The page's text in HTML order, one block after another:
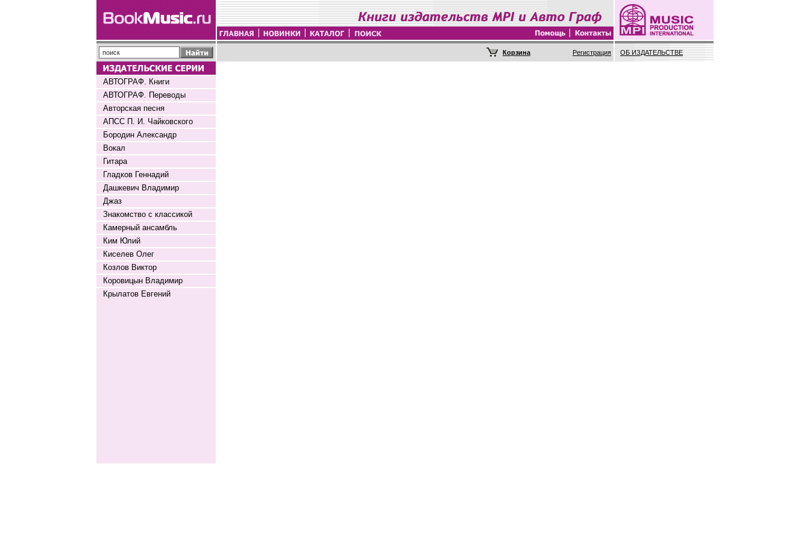
Регистрация ОБ ИЗДАТЕЛЬСТВЕ
АВТОГРАФ. Книги
АВТОГРАФ. Переводы
Авторская песня
АПСС П. И. Чайковского
Бородин Александр
Вокал
Гитара
Гладков Геннадий
Дашкевич Владимир
Джаз
Знакомство с классикой
Камерный ансамбль
Ким Юлий
Киселев Олег
Козлов Виктор
Коровицын Владимир
Крылатов Евгений